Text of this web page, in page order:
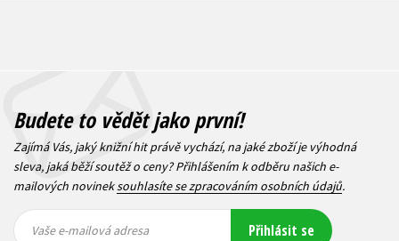
Budete to vědět jako první!
Zajímá Vás, jaký knižní hit právě vychází, na jaké zboží je výhodná
sleva, jaká běží soutěž o ceny? Přihlášením k odběru našich e-
mailových novineksouhlasíte se zpracováním osobních údajů.
mailová
mailová
Vaše e-mailová adresa Přihlásit se